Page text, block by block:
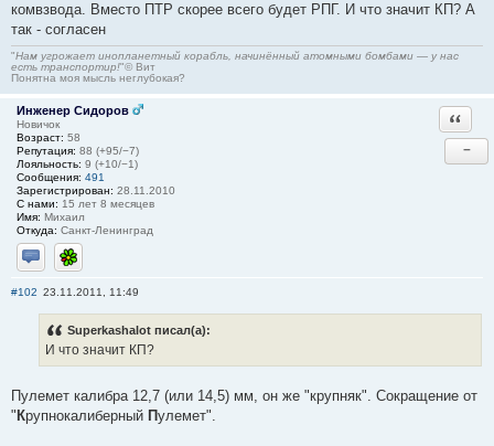
комвзвода. Вместо ПТР скорее всего будет РПГ. И что значит КП? А
так - согласен
"Нам угрожает инопланетный корабль, начинённый атомными бомбами — у нас
есть транспортир!"© Вит
Понятна моя мысль неглубокая?
Инженер Сидоров
Новичок
Возраст: 58
Репутация: 88 (+95/−7)
Лояльность: 9 (+10/−1)
Сообщения: 491
Зарегистрирован: 28.11.2010
С нами: 15 лет 8 месяцев
Имя: Михаил
Откуда: Санкт-Ленинград
Отправить личное сообщение
ICQ
−
#102 23.11.2011, 11:49
Superkashalot писал(а):
И что значит КП?
Пулемет калибра 12,7 (или 14,5) мм, он же "крупняк". Сокращение от
" Крупнокалиберный Пулемет".